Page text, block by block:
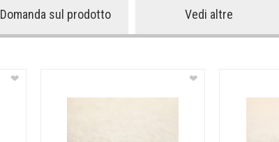
Domanda sul prodotto Vedi altre
❤ ❤